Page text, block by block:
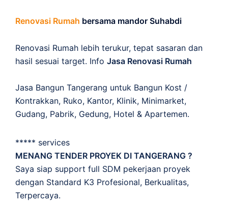
Renovasi Rumah bersama mandor Suhabdi
Renovasi Rumah lebih terukur, tepat sasaran dan
hasil sesuai target. Info Jasa Renovasi Rumah
Jasa Bangun Tangerang untuk Bangun Kost /
Kontrakkan, Ruko, Kantor, Klinik, Minimarket,
Gudang, Pabrik, Gedung, Hotel & Apartemen.
***** services
MENANG TENDER PROYEK DI TANGERANG ?
Saya siap support full SDM pekerjaan proyek
dengan Standard K3 Profesional, Berkualitas,
Terpercaya.